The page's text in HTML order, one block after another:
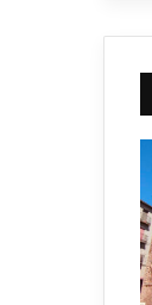
t
o
r
o
e
l
e